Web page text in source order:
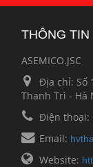
THÔNG
ASEMICO.JSC
Địa chỉ: Số
Thanh Trì - Hà
Điện thoại:
Email:
Website: